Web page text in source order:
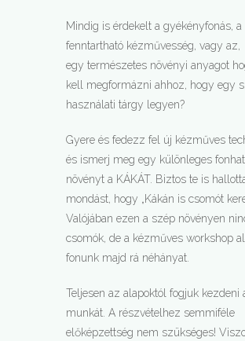
Mindig is érdekelt a gyékényfonás, a
fenntartható kézművesség, vagy
egy természetes növényi anyagot
kell megformázni ahhoz, hogy egy
használati tárgy legyen?
Gyere és fedezz fel új kézműves
és ismerj meg egy különleges
növényt a KÁKÁT. Biztos te is
mondást, hogy „Kákán is csomót
Valójában ezen a szép növényen
csomók, de a kézműves workshop
fonunk majd rá néhányat.
Teljesen az alapoktól fogjuk kezdeni
munkát. A részvételhez semmiféle
előképzettség nem szükséges!